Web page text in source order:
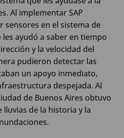
Al implementar SAP
sensores en el sistema de
ayudó a saber en tiempo
y la velocidad del
pudieron detectar las
un apoyo inmediato,
despejada. Al
de Buenos Aires obtuvo
lluvias de la historia y la